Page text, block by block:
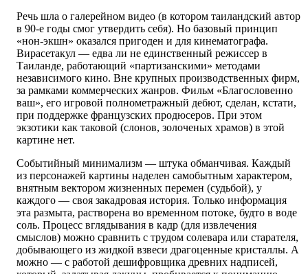
Речь шла о галерейном видео (в котором таиландский автор
в 90-е годы смог утвердить себя). Но базовый принцип
«нон-экшн» оказался пригоден и для кинематографа.
Вирасетакул — едва ли не единственный режиссер в
Таиланде, работающий «партизанскими» методами
независимого кино. Вне крупных производственных фирм,
за рамками коммерческих жанров. Фильм «Благословенно
ваш», его игровой полнометражный дебют, сделан, кстати,
при поддержке французских продюсеров. При этом
экзотики как таковой (слонов, золоченых храмов) в этой
картине нет.
Событийный минимализм — штука обманчивая. Каждый
из персонажей картины наделен самобытным характером,
внятным вектором жизненных перемен (судьбой), у
каждого — своя закадровая история. Только информация
эта размыта, растворена во временном потоке, будто в воде
соль. Процесс вглядывания в кадр (для извлечения
смыслов) можно сравнить с трудом солевара или старателя,
добывающего из жидкой взвеси драгоценные кристаллы. А
можно — с работой дешифровщика древних надписей,